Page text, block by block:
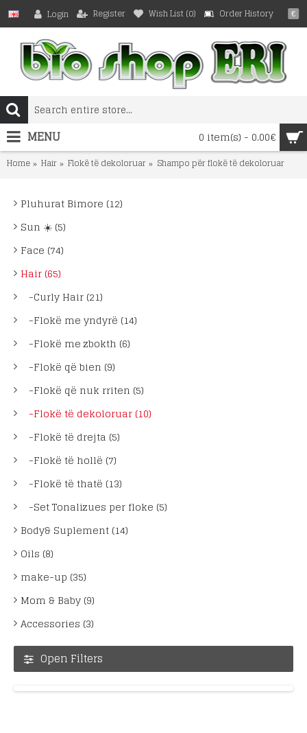
€
Login Register Wish List (0) Order History
0 item(s) - 0.00€
MENU
Home Hair Flokë të dekoloruar Shampo për flokë të dekoloruar
Pluhurat Bimore (12)
Sun ☀️ (5)
Face (74)
Hair (65)
-Curly Hair (21)
-Flokë me yndyrë (14)
-Flokë me zbokth (6)
-Flokë që bien (9)
-Flokë që nuk rriten (5)
-Flokë të dekoloruar (10)
-Flokë të drejta (5)
-Flokë të hollë (7)
-Flokë të thatë (13)
-Set Tonalizues per floke (5)
Body& Suplement (14)
Oils (8)
make-up (35)
Mom & Baby (9)
Accessories (3)
Open Filters